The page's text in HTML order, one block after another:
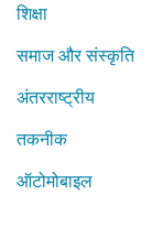
शिक्षा
समाज और संस्कृति
अंतरराष्ट्रीय
तकनीक
ऑटोमोबाइल